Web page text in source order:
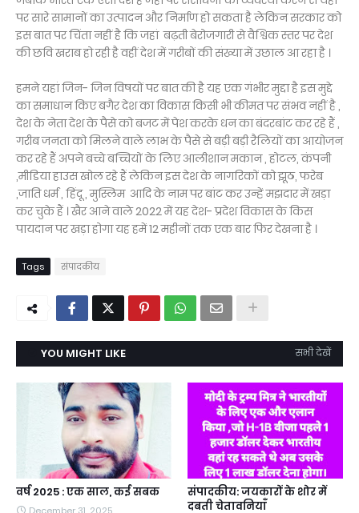
पर सारे सामानों का उत्पादन और निर्माण हो सकता है लेकिन सरकार को
इस बात पर चिंता नहीं है कि जहां बढ़ती बेरोजगारी से वैश्विक स्तर पर देश
की छवि खराब हो रही है वहीं देश में गरीबों की संख्या में उछाल आ रहा है ।
हमने यहां जिन- जिन विषयों पर बात की है यह एक गंभीर मुद्दा है इस मुद्दे
का समाधान किए बगैर देश का विकास किसी भी कीमत पर संभव नहीं है ,
देश के नेता देश के पैसे को बजट में पेश करके धन का बंदरबांट कर रहे हैं ,
गरीब जनता को मिलने वाले लाभ के पैसे से बड़ी बड़ी रैलियों का आयोजन
कर रहे हैं अपने बच्चे बच्चियों के लिए आलीशान मकान , होटल, कंपनी
,मीडिया हाउस खोल रहे हैं लेकिन इस देश के नागरिकों को झूठ, फरेब
,जाति धर्म , हिंदू , मुस्लिम आदि के नाम पर बांट कर उन्हें मझदार में खड़ा
कर चुके हैं । खैर आने वाले 2022 में यह देश- प्रदेश विकास के किस
पायदान पर खड़ा होगा यह हमें 12 महीनों तक एक बार फिर देखना है ।
Tags संपादकीय
YOU MIGHT LIKE सभी देखें
वर्ष 2025 : एक साल, कई सबक
December 31, 2025
संपादकीय: जयकारों के शोर में
दबती चेतावनियाँ